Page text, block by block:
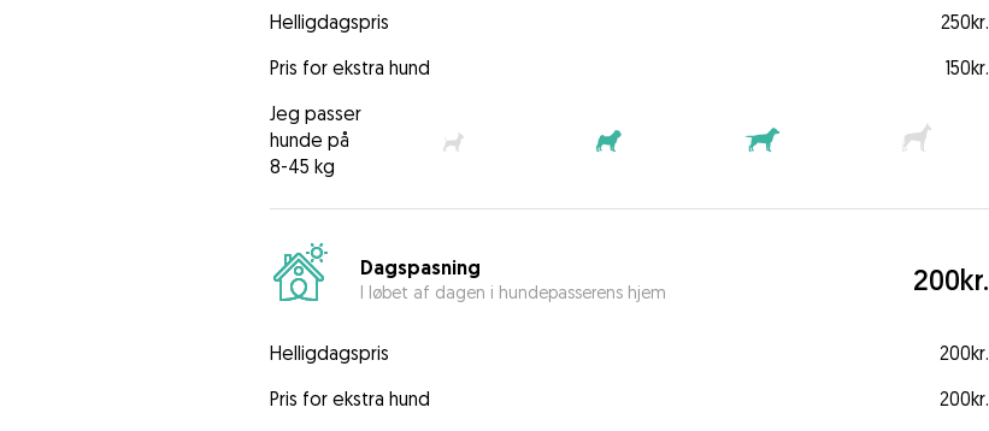
Helligdagspris
250kr.
Pris for ekstra hund
150kr.
Jeg passer
hunde på
8-45 kg
Dagspasning
I løbet af dagen i hundepasserens hjem 200kr.
Helligdagspris
200kr.
Pris for ekstra hund
200kr.